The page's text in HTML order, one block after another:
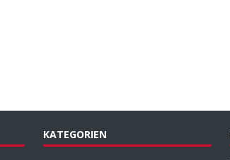
KATEGORIEN